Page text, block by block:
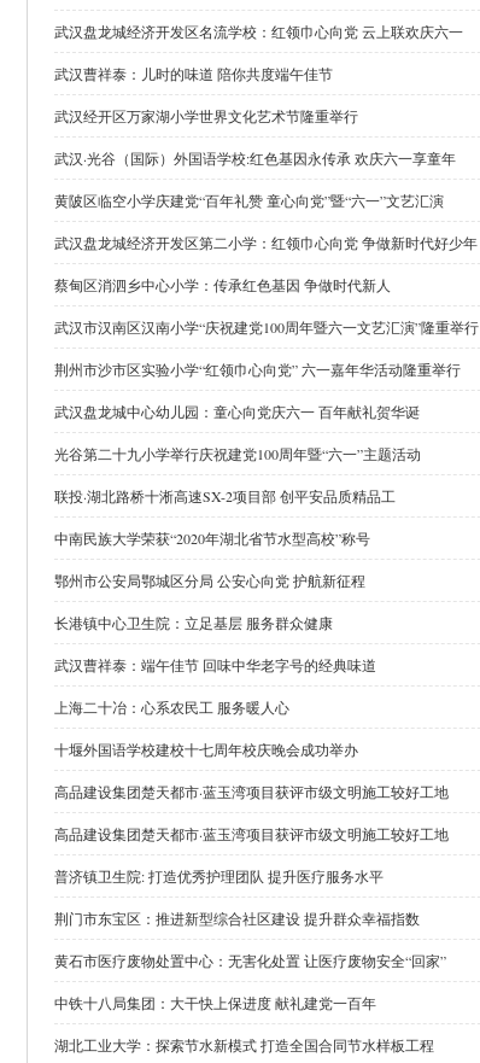
武汉盘龙城经济开发区名流学校：红领巾心向党 云上联欢庆六一
武汉曹祥泰：儿时的味道 陪你共度端午佳节
武汉经开区万家湖小学世界文化艺术节隆重举行
武汉·光谷（国际）外国语学校:红色基因永传承 欢庆六一享童年
黄陂区临空小学庆建党“百年礼赞 童心向党”暨“六一”文艺汇演
武汉盘龙城经济开发区第二小学：红领巾心向党 争做新时代好少年
蔡甸区消泗乡中心小学：传承红色基因 争做时代新人
武汉市汉南区汉南小学“庆祝建党100周年暨六一文艺汇演”隆重举行
荆州市沙市区实验小学“红领巾心向党” 六一嘉年华活动隆重举行
武汉盘龙城中心幼儿园：童心向党庆六一 百年献礼贺华诞
光谷第二十九小学举行庆祝建党100周年暨“六一”主题活动
联投·湖北路桥十淅高速SX-2项目部 创平安品质精品工
中南民族大学荣获“2020年湖北省节水型高校”称号
鄂州市公安局鄂城区分局 公安心向党 护航新征程
长港镇中心卫生院：立足基层 服务群众健康
武汉曹祥泰：端午佳节 回味中华老字号的经典味道
上海二十冶：心系农民工 服务暖人心
十堰外国语学校建校十七周年校庆晚会成功举办
高品建设集团楚天都市·蓝玉湾项目获评市级文明施工较好工地
高品建设集团楚天都市·蓝玉湾项目获评市级文明施工较好工地
普济镇卫生院: 打造优秀护理团队 提升医疗服务水平
荆门市东宝区：推进新型综合社区建设 提升群众幸福指数
黄石市医疗废物处置中心：无害化处置 让医疗废物安全“回家”
中铁十八局集团：大干快上保进度 献礼建党一百年
湖北工业大学：探索节水新模式 打造全国合同节水样板工程